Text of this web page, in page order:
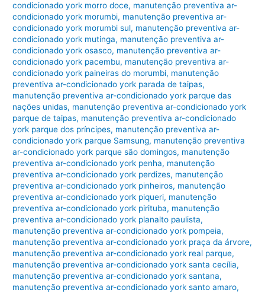
condicionado york morro doce, manutenção preventiva ar-
condicionado york morumbi, manutenção preventiva ar-
condicionado york morumbi sul, manutenção preventiva ar-
condicionado york mutinga, manutenção preventiva ar-
condicionado york osasco, manutenção preventiva ar-
condicionado york pacembu, manutenção preventiva ar-
condicionado york paineiras do morumbi, manutenção
preventiva ar-condicionado york parada de taipas,
manutenção preventiva ar-condicionado york parque das
nações unidas, manutenção preventiva ar-condicionado york
parque de taipas, manutenção preventiva ar-condicionado
york parque dos príncipes, manutenção preventiva ar-
condicionado york parque Samsung, manutenção preventiva
ar-condicionado york parque são domingos, manutenção
preventiva ar-condicionado york penha, manutenção
preventiva ar-condicionado york perdizes, manutenção
preventiva ar-condicionado york pinheiros, manutenção
preventiva ar-condicionado york piqueri, manutenção
preventiva ar-condicionado york pirituba, manutenção
preventiva ar-condicionado york planalto paulista,
manutenção preventiva ar-condicionado york pompeia,
manutenção preventiva ar-condicionado york praça da árvore,
manutenção preventiva ar-condicionado york real parque,
manutenção preventiva ar-condicionado york santa cecília,
manutenção preventiva ar-condicionado york santana,
manutenção preventiva ar-condicionado york santo amaro,